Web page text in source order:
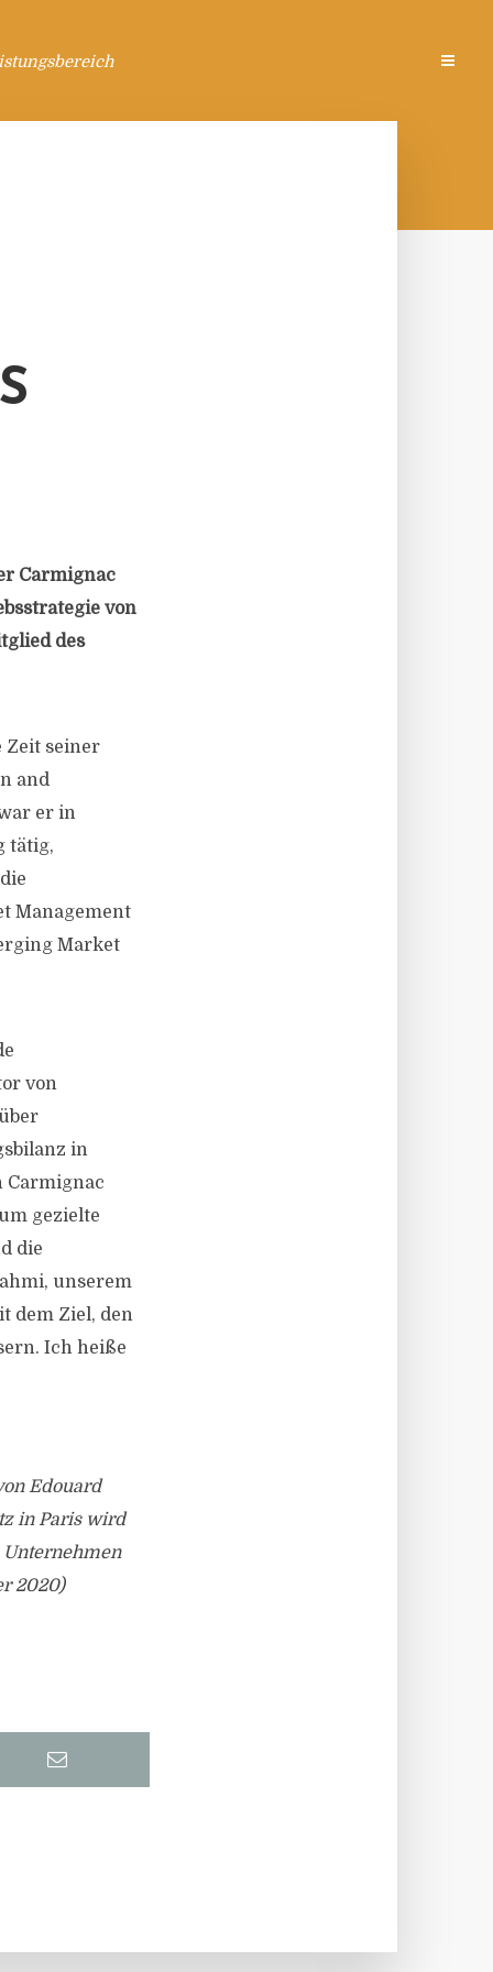
Carmignac
von
des
Zeit seiner
and
er in
tätig,
Management
Market
von
in
Carmignac
gezielte
die
unserem
dem Ziel, den
Ich heiße
Edouard
in Paris wird
Unternehmen
2020)